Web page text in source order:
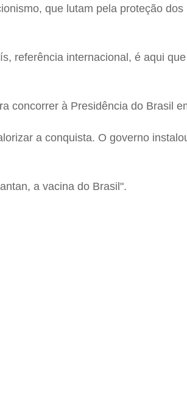
que lutam pela proteção dos
referência internacional, é aqui
concorrer à Presidência do Brasil
a conquista. O governo
a vacina do Brasil".